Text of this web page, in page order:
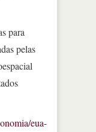
para
pelas
eua-